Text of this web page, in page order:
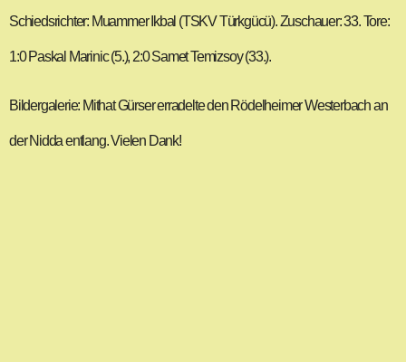
Schiedsrichter: Muammer Ikbal (TSKV Türkgücü). Zuschauer: 33. Tore:
1:0 Paskal Marinic (5.), 2:0 Samet Temizsoy (33.).
Bildergalerie: Mithat Gürser erradelte den Rödelheimer Westerbach an
der Nidda entlang. Vielen Dank!